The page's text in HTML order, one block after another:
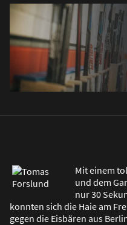
Mit einem
und dem
nur 30
konnten sich die Haie am
gegen die Eisbären aus